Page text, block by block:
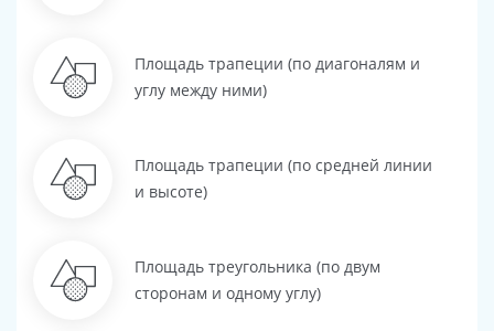
Площадь трапеции (по диагоналям и
углу между ними)
Площадь трапеции (по средней линии
и высоте)
Площадь треугольника (по двум
сторонам и одному углу)